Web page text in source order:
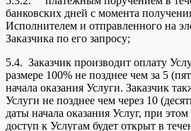
банковских дней с момента
Исполнителем и отправленного на
Заказчика по его запросу;
5.4. Заказчик производит оплату
размере 100% не позднее чем за 5
начала оказания Услуги. Заказчик
Услуги не позднее чем через 10
даты начала оказания Услуг, при
доступ к Услугам будет открыт в